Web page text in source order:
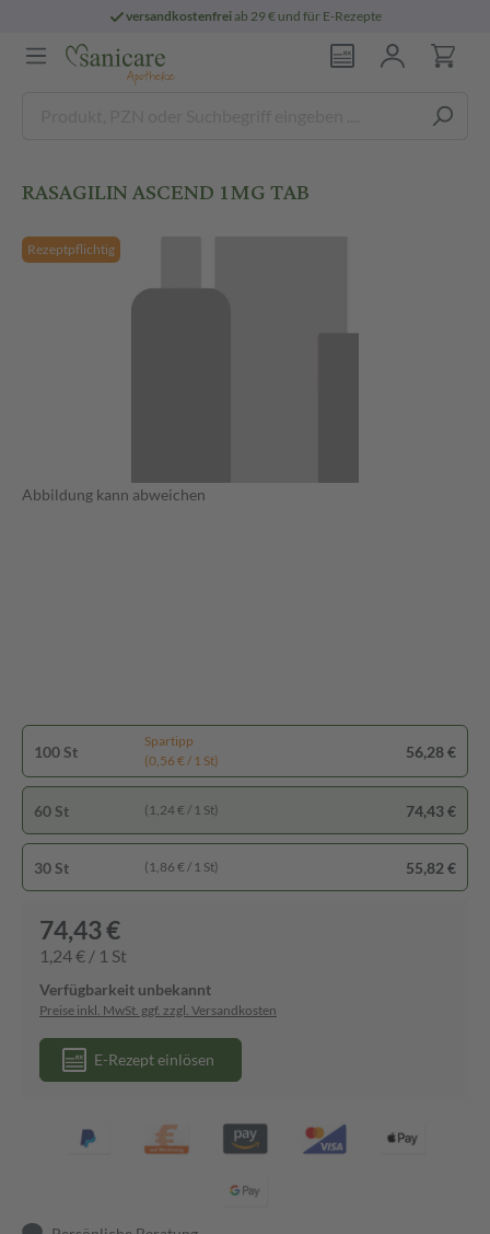
versandkostenfreiab 29 € und für E-Rezepte
RASAGILIN ASCEND 1MG TAB
Rezeptpflichtig
Abbildung kann abweichen
100 St
Spartipp
(0,56 € / 1 St)
56,28 €
60 St (1,24 € / 1 St) 74,43 €
30 St (1,86 € / 1 St) 55,82 €
74,43 €
1,24 € / 1 St
Verfügbarkeit unbekannt
Preise inkl. MwSt. ggf. zzgl. Versandkosten
E-Rezept einlösen